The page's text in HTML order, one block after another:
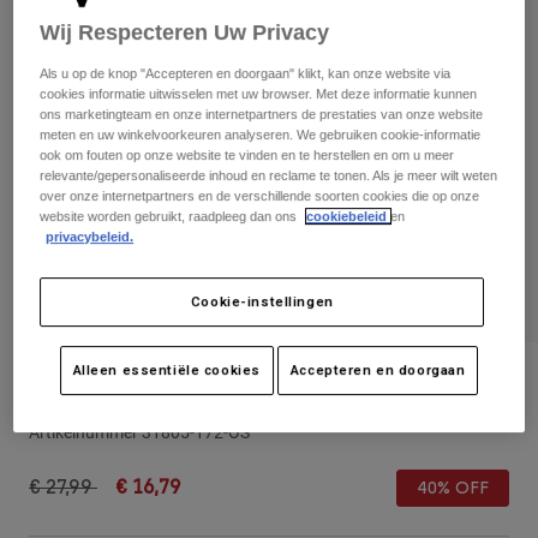
Korte broeken
Jassen
Handschoenen
Beschermingen
Brillen
Sokken
Broeken
Handschoenen
Jassen
Protections
Tassen & Accessoires
Spare parts
Overhemden
Alles bekijken
Women
T-Shirts & Tops
Shirts
Beschermers
Socks
Alles bekijken
Moto
Shirts
Boots
Beschermers
Kinder-snapbackcap Youth Cienega 110
Artikelnummer31805-172-OS
Price reduced from
€ 27,99to€ 16,79 40% OFF
Wij Respecteren Uw Privacy
Als u op de knop "Accepteren en doorgaan" klikt, kan onze website via
cookies informatie uitwisselen met uw browser. Met deze informatie kunnen
ons marketingteam en onze internetpartners de prestaties van onze website
meten en uw winkelvoorkeuren analyseren. We gebruiken cookie-informatie
ook om fouten op onze website te vinden en te herstellen en om u meer
relevante/gepersonaliseerde inhoud en reclame te tonen. Als je meer wilt weten
over onze internetpartners en de verschillende soorten cookies die op onze
website worden gebruikt, raadpleeg dan ons
cookiebeleid en
privacybeleid.
Cookie-instellingen
Alleen essentiële cookies Accepteren en doorgaan